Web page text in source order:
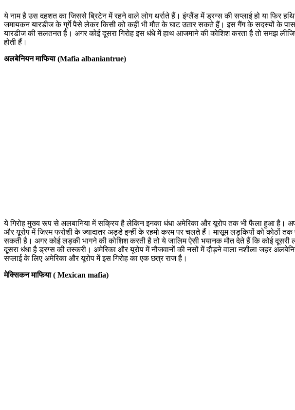
ये नाम है उस दहशत का जिससे ब्रिटेन में रहने वाले लोग थर्राते हैं। इंग्लैंड में ड्रग्स की सप्लाई हो या फिर
जमायकन यारडीज के गुर्गे पैसे लेकर किसी को कहीं भी मौत के घाट उतार सकते हैं। इस गैंग के सदस्यों के
यारडीज की सलतनत है। अगर कोई दूसरा गिरोह इस धंधे में हाथ आजमाने की कोशिश करता है तो समझ
होती हैं।
अलबेनियन माफिया (Mafia albaniantrue)
ये गिरोह मुख्य रूप से अलबानिया में सक्रिय है लेकिन इनका धंधा अमेरिका और यूरोप तक भी फैला हुआ है।
और यूरोप में जिस्म फरोशी के ज्यादातर अड्डे इन्हीं के रहमो करम पर चलते हैं। मासूम लड़कियों को कोठों
सकती है। अगर कोई लड़की भागने की कोशिश करती है तो ये जालिम ऐसी भयानक मौत देते हैं कि कोई
दूसरा धंधा है ड्रग्स की तस्करी। अमेरिका और यूरोप में नौजवानों की नसों में दौड़ने वाला नशीला जहर
सप्लाई के लिए अमेरिका और यूरोप में इस गिरोह का एक छत्र राज है।
मेक्सिकन माफिया ( Mexican mafia)